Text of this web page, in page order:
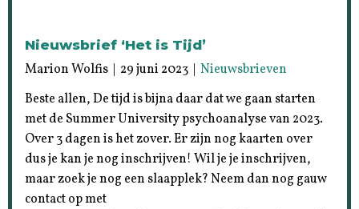
Nieuwsbrief ‘Het is Tijd’
Marion Wolfis | 29 juni 2023 |Nieuwsbrieven
Beste allen, De tijd is bijna daar dat we gaan starten
met de Summer University psychoanalyse van 2023.
Over 3 dagen is het zover. Er zijn nog kaarten over
dus je kan je nog inschrijven! Wil je je inschrijven,
maar zoek je nog een slaapplek? Neem dan nog gauw
contact op met